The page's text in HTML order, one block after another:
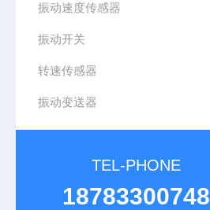
振动速度传感器
振动开关
转速传感器
振动变送器
TEL-PHONE
18783300748